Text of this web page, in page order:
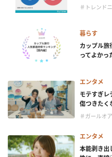
＃トレンド
暮らす
カップル
ってよかっ
エンタメ
モテすぎ
傷つきたく
＃ガールオ
エンタメ
本能剥き